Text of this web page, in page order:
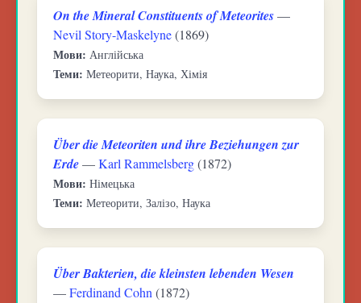
On the Mineral Constituents of Meteorites—
Nevil Story-Maskelyne(1869)
Мови: Англійська
Теми: Метеорити, Наука, Хімія
Über die Meteoriten und ihre Beziehungen zur
Erde—Karl Rammelsberg(1872)
Мови: Німецька
Теми: Метеорити, Залізо, Наука
Über Bakterien, die kleinsten lebenden Wesen
—Ferdinand Cohn (1872)